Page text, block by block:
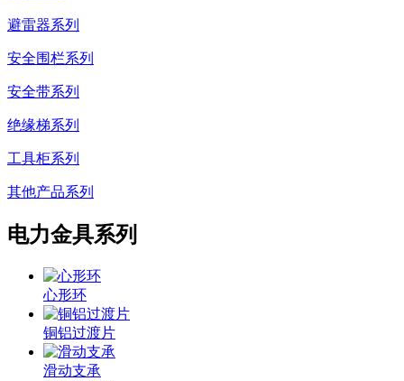
避雷器系列
安全围栏系列
安全带系列
绝缘梯系列
工具柜系列
其他产品系列
电力金具系列
心形环
铜铝过渡片
滑动支承